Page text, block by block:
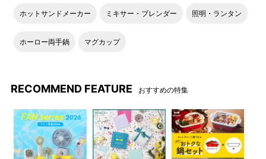
ホットサンドメーカー ミキサー・ブレンダー 照明・ランタン
ホーロー両手鍋 マグカップ
RECOMMEND FEATURE おすすめの特集